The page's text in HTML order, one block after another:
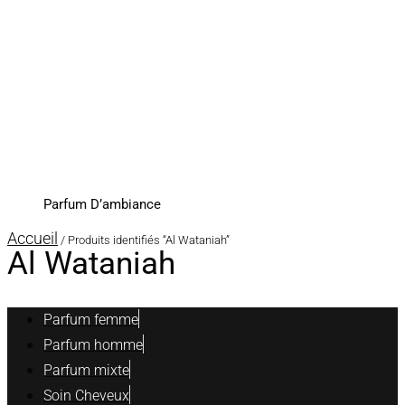
Parfum D’ambiance
Accueil / Produits identifiés “Al Wataniah”
Al Wataniah
Parfum femme
Parfum homme
Parfum mixte
Soin Cheveux